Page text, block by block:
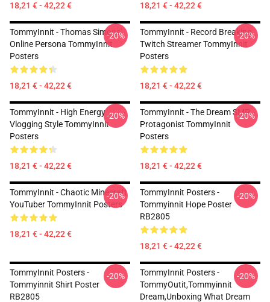
18,21 € - 42,22 € 18,21 € - 42,22 €
TommyInnit - Thomas Simons'
Online Persona TommyInnit
Posters
18,21 € - 42,22 €
-20%
TommyInnit - Record Breaking
Twitch Streamer TommyInnit
Posters
18,21 € - 42,22 €
-20%
TommyInnit - High Energy
Vlogging Style TommyInnit
Posters
18,21 € - 42,22 €
-20%
TommyInnit - The Dream SMP
Protagonist TommyInnit
Posters
18,21 € - 42,22 €
-20%
TommyInnit - Chaotic Minecraft
YouTuber TommyInnit Posters
18,21 € - 42,22 €
-20%
TommyInnit Posters -
Tommyinnit Hope Poster
RB2805
18,21 € - 42,22 €
-20%
TommyInnit Posters -
Tommyinnit Shirt Poster
RB2805
-20%
TommyInnit Posters -
TommyOutit,Tommyinnit
Dream,Unboxing What Dream
-20%